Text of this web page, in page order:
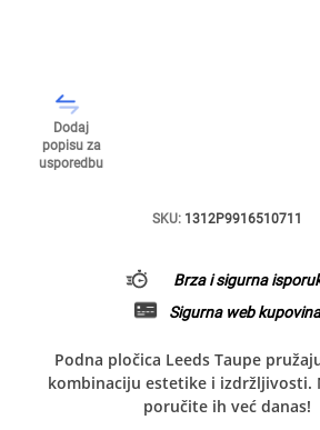
Dodaj
popisu za
usporedbu
SKU: 1312P9916510711
Brza i sigurna
Sigurna web kupovina
Podna pločica Leeds Taupe
kombinaciju estetike i izdržljivosti.
poručite ih već danas!